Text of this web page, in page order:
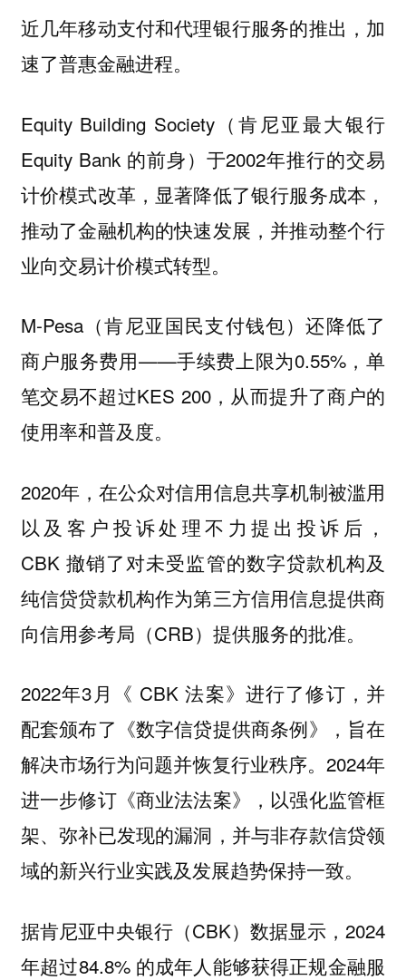
近几年移动支付和代理银行服务的推出，加
速了普惠金融进程。
Equity Building Society（肯尼亚最大银行
Equity Bank 的前身）于2002年推行的交易
计价模式改革，显著降低了银行服务成本，
推动了金融机构的快速发展，并推动整个行
业向交易计价模式转型。
M-Pesa（肯尼亚国民支付钱包）还降低了
商户服务费用——手续费上限为0.55%，单
笔交易不超过KES 200，从而提升了商户的
使用率和普及度。
2020年，在公众对信用信息共享机制被滥用
以及客户投诉处理不力提出投诉后，
CBK 撤销了对未受监管的数字贷款机构及
纯信贷贷款机构作为第三方信用信息提供商
向信用参考局（CRB）提供服务的批准。
2022年3月《 CBK 法案》进行了修订，并
配套颁布了《数字信贷提供商条例》，旨在
解决市场行为问题并恢复行业秩序。2024年
进一步修订《商业法法案》，以强化监管框
架、弥补已发现的漏洞，并与非存款信贷领
域的新兴行业实践及发展趋势保持一致。
据肯尼亚中央银行（CBK）数据显示，2024
年超过84.8% 的成年人能够获得正规金融服